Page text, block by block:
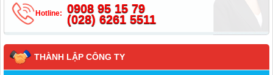
Hotline:
0908 95 15 79
(028) 6261 5511
THÀNH LẬP CÔNG TY